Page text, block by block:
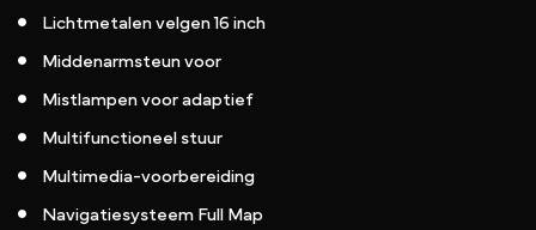
Lichtmetalen velgen 16 inch
Middenarmsteun voor
Mistlampen voor adaptief
Multifunctioneel stuur
Multimedia-voorbereiding
Navigatiesysteem Full Map